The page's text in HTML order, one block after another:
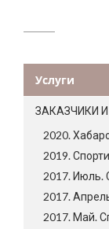
Услуги
ЗАКАЗЧИКИ
2020.
2019.
2017. Июль.
2017.
2017. Май.